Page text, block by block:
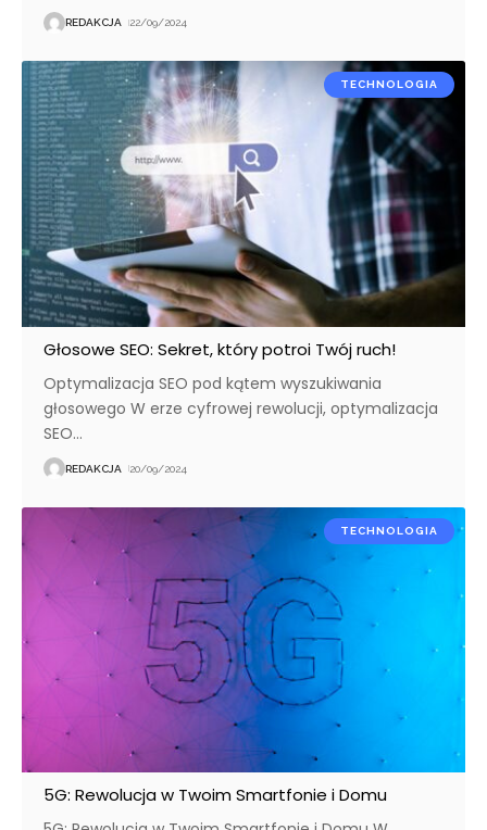
REDAKCJA 22/09/2024
TECHNOLOGIA
Głosowe SEO: Sekret, który potroi Twój ruch!
Optymalizacja SEO pod kątem wyszukiwania
głosowego W erze cyfrowej rewolucji, optymalizacja
SEO…
REDAKCJA 20/09/2024
TECHNOLOGIA
5G: Rewolucja w Twoim Smartfonie i Domu